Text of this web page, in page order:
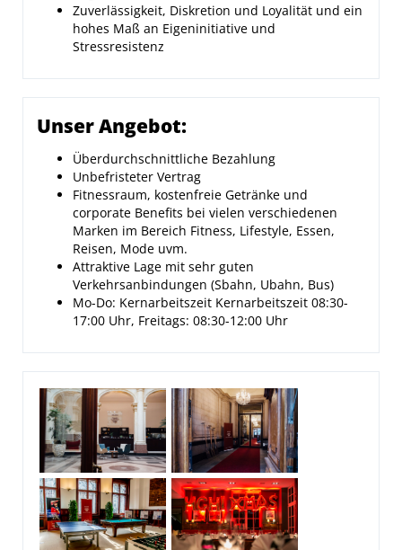
Zuverlässigkeit, Diskretion und Loyalität und ein
hohes Maß an Eigeninitiative und
Stressresistenz
Unser Angebot:
Überdurchschnittliche Bezahlung
Unbefristeter Vertrag
Fitnessraum, kostenfreie Getränke und
corporate Benefits bei vielen verschiedenen
Marken im Bereich Fitness, Lifestyle, Essen,
Reisen, Mode uvm.
Attraktive Lage mit sehr guten
Verkehrsanbindungen (Sbahn, Ubahn, Bus)
Mo-Do: Kernarbeitszeit Kernarbeitszeit 08:30-
17:00 Uhr, Freitags: 08:30-12:00 Uhr